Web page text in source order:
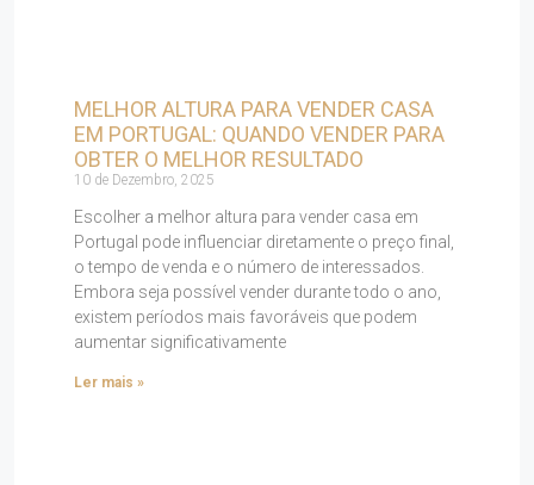
MELHOR ALTURA PARA VENDER CASA
EM PORTUGAL: QUANDO VENDER PARA
OBTER O MELHOR RESULTADO
10 de Dezembro, 2025
Escolher a melhor altura para vender casa em
Portugal pode influenciar diretamente o preço final,
o tempo de venda e o número de interessados.
Embora seja possível vender durante todo o ano,
existem períodos mais favoráveis que podem
aumentar significativamente
Ler mais »